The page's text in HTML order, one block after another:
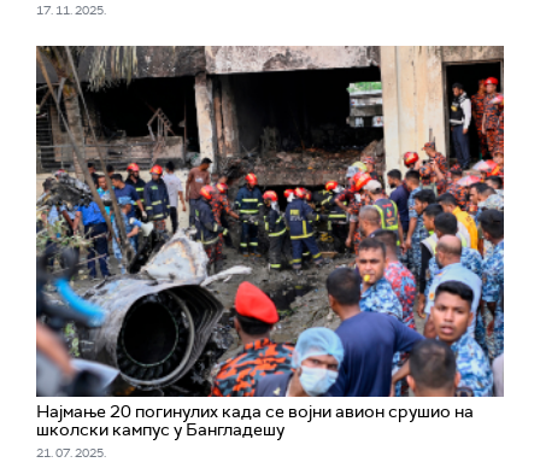
17. 11. 2025.
Најмање 20 погинулих када се војни авион срушио на
школски кампус у Бангладешу
21. 07. 2025.